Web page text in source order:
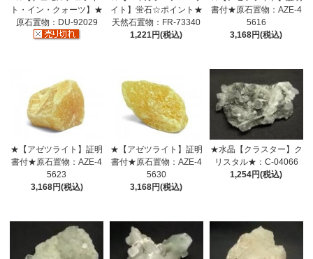
ト・イン・クォーツ】★
原石置物：DU-92029
イト】蛍石☆ポイント★
天然石置物：FR-73340
1,221円(税込)
書付★原石置物：AZE-4
5616
3,168円(税込)
★【アゼツライト】証明
書付★原石置物：AZE-4
5623
3,168円(税込)
★【アゼツライト】証明
書付★原石置物：AZE-4
5630
3,168円(税込)
★水晶【クラスター】ク
リスタル★：C-04066
1,254円(税込)